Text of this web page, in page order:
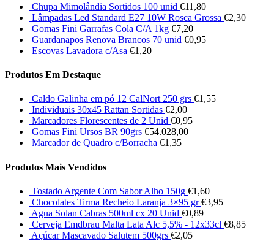
Chupa Mimolândia Sortidos 100 unid €11,80
Lâmpadas Led Standard E27 10W Rosca Grossa €2,30
Gomas Fini Garrafas Cola C/A 1kg €7,20
Guardanapos Renova Brancos 70 unid €0,95
Escovas Lavadora c/Asa €1,20
Produtos Em Destaque
Caldo Galinha em pó 12 CalNort 250 grs €1,55
Individuais 30x45 Rattan Sortidas €2,00
Marcadores Florescentes de 2 Unid €0,95
Gomas Fini Ursos BR 90grs €54.028,00
Marcador de Quadro c/Borracha €1,35
Produtos Mais Vendidos
Tostado Argente Com Sabor Alho 150g €1,60
Chocolates Tirma Recheio Laranja 3×95 gr €3,95
Agua Solan Cabras 500ml cx 20 Unid €0,89
Cerveja Emdbrau Malta Lata Alc 5,5% - 12x33cl €8,85
Açúcar Mascavado Salutem 500grs €2,05